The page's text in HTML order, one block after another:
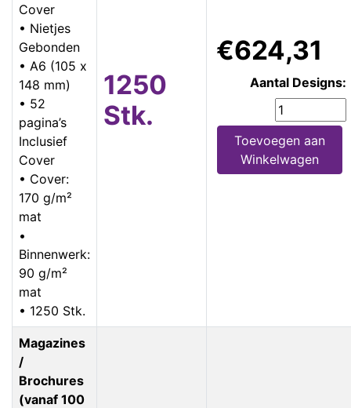
Cover
• Nietjes
Gebonden
• A6 (105 x
148 mm)
• 52
pagina’s
Inclusief
Cover
• Cover:
170 g/m²
mat
•
Binnenwerk:
90 g/m²
mat
• 1250 Stk.
1250
Stk.
€624,31
Aantal Designs:
Toevoegen aan
Winkelwagen
Magazines
/
Brochures
(vanaf 100